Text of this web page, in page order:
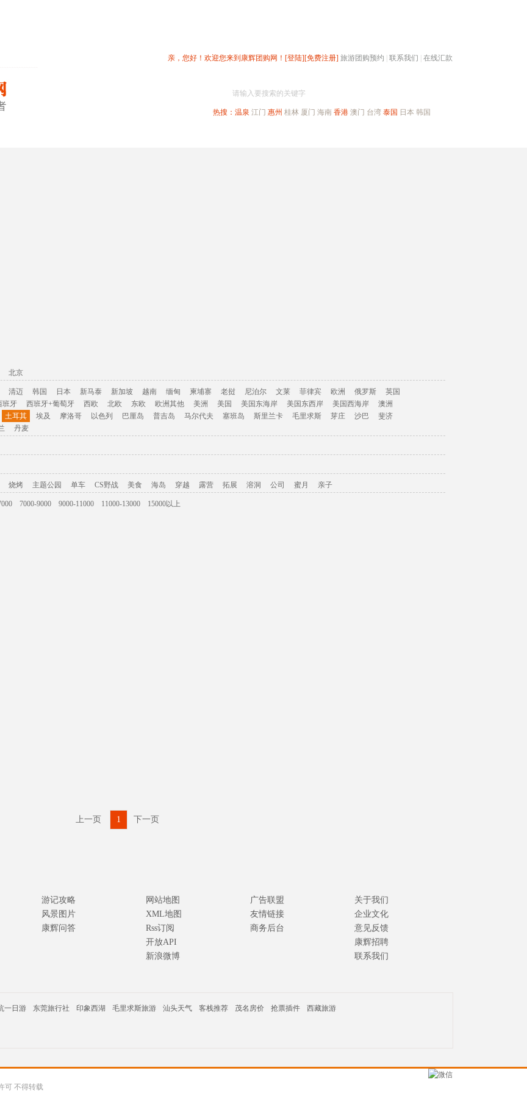
亲，您好！欢迎您来到康辉团购网！ [登陆][免费注册] 旅游团购预约 联系我们 在线汇款
请输入要搜索的关键字
热搜： 温泉 江门 惠州 桂林 厦门 海南 香港 澳门 台湾 泰国 日本 韩国
北京
清迈 韩国 日本 新马泰 新加坡 越南 缅甸 柬埔寨 老挝 尼泊尔 文莱 菲律宾 欧洲 俄罗斯
英国
班牙 西班牙+葡萄牙 西欧 北欧 东欧 欧洲其他 美洲 美国 美国东海岸 美国东西岸 美国西海岸
澳洲
土耳其 埃及 摩洛哥 以色列 巴厘岛 普吉岛 马尔代夫 塞班岛 斯里兰卡 毛里求斯 芽庄 沙巴
斐济
丹麦
烧烤 主题公园 单车 CS野战 美食 海岛 穿越 露营 拓展 溶洞 公司 蜜月 亲子
7000-9000 9000-11000 11000-13000
15000以上
上一页 1 下一页
游记攻略
风景图片
康辉问答
网站地图
XML地图
Rss订阅
开放API
新浪微博
广告联盟
友情链接
商务后台
关于我们
企业文化
意见反馈
康辉招聘
联系我们
一日游 东莞旅行社 印象西湖 毛里求斯旅游 汕头天气 客栈推荐 茂名房价 抢票插件 西藏旅游
可 不得转载